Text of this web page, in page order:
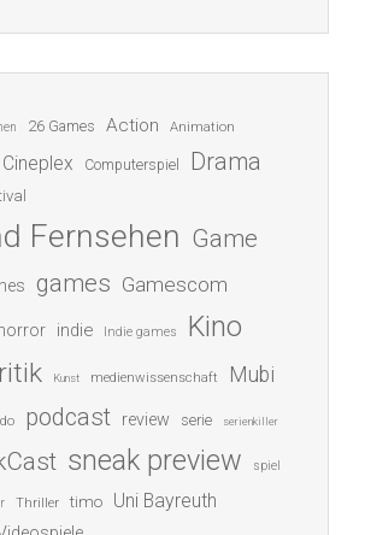
26 Games Action Animation
Cineplex Computerspiel Drama
Fernsehen Game
games Gamescom
indie Indie games Kino
Kunst medienwissenschaft Mubi
podcast review serie serienkiller
sneak preview spiel
Thriller timo Uni Bayreuth